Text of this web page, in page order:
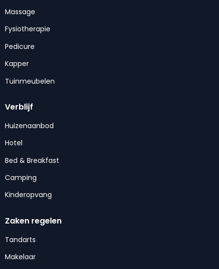
Massage
Fysiotherapie
Pedicure
Kapper
Tuinmeubelen
Verblijf
Huizenaanbod
Hotel
Bed & Breakfast
Camping
Kinderopvang
Zaken regelen
Tandarts
Makelaar